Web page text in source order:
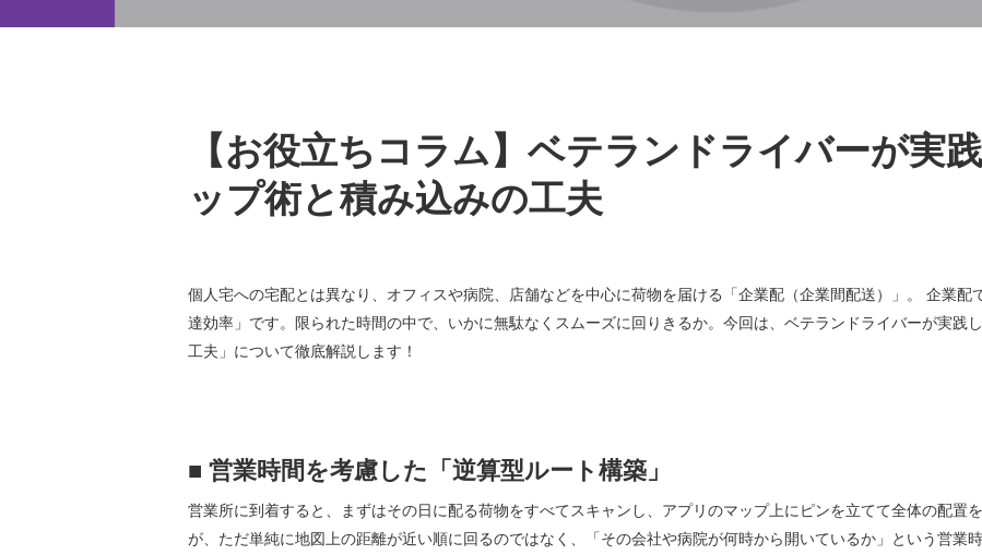
【お役立ちコラム】ベテランドライバーが実
ップ術と積み込みの工夫
個人宅への宅配とは異なり、オフィスや病院、店舗などを中心に荷物を届ける「企業配（企業間配送）」。 企業
達効率」です。限られた時間の中で、いかに無駄なくスムーズに回りきるか。今回は、ベテランドライバーが実践
工夫」について徹底解説します！
■ 営業時間を考慮した「逆算型ルート構築」
営業所に到着すると、まずはその日に配る荷物をすべてスキャンし、アプリのマップ上にピンを立てて全体の配置
が、ただ単純に地図上の距離が近い順に回るのではなく、「その会社や病院が何時から開いているか」という営業